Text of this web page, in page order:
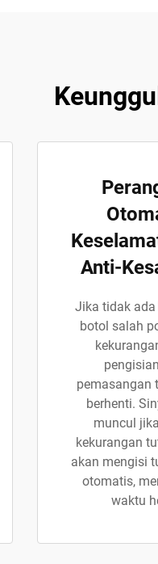
Anti-
Jika tidak
botol salah
pemasangan
berhenti.
muncul
kekurangan
akan mengisi
otomatis,
waktu